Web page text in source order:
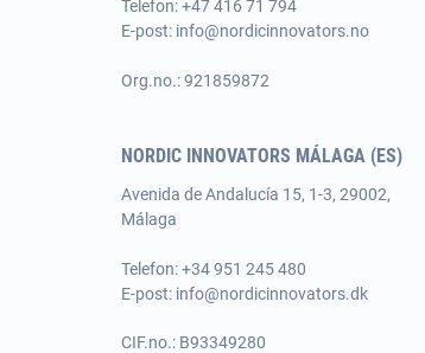
Telefon: +47 416 71 794
E-post: info@nordicinnovators.no
Org.no.: 921859872
NORDIC INNOVATORS MÁLAGA (ES)
Avenida de Andalucía 15, 1-3, 29002,
Málaga
Telefon: +34 951 245 480
E-post: info@nordicinnovators.dk
CIF.no.: B93349280